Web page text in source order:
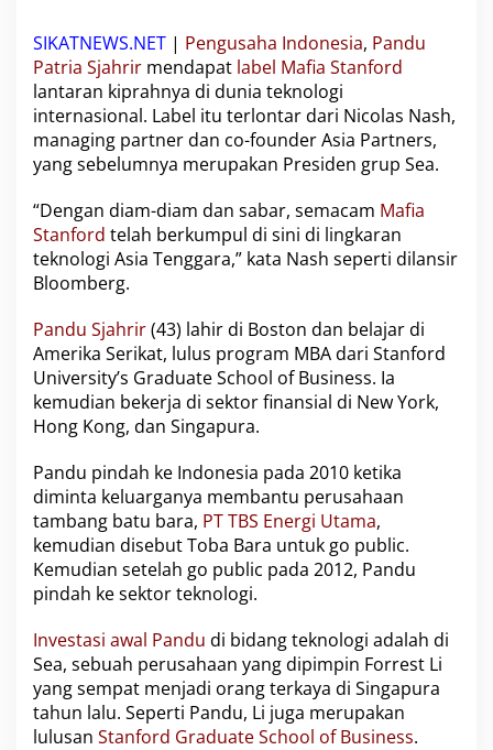
n
D
i
j
u
l
u
i
M
a
S
t
a
n
f
o
d
d
i
A
s
i
a
e
n
g
g
a
r
SIKATNEWS.NET | Pengusaha Indonesia, Pandu
Patria Sjahrir mendapat label Mafia Stanford
lantaran kiprahnya di dunia teknologi
internasional. Label itu terlontar dari Nicolas Nash,
managing partner dan co-founder Asia Partners,
yang sebelumnya merupakan Presiden grup Sea.
“Dengan diam-diam dan sabar, semacam Mafia
Stanford telah berkumpul di sini di lingkaran
teknologi Asia Tenggara,” kata Nash seperti dilansir
Bloomberg.
Pandu Sjahrir(43) lahir di Boston dan belajar di
Amerika Serikat, lulus program MBA dari Stanford
University’s Graduate School of Business. Ia
kemudian bekerja di sektor finansial di New York,
Hong Kong, dan Singapura.
Pandu pindah ke Indonesia pada 2010 ketika
diminta keluarganya membantu perusahaan
tambang batu bara, PT TBS Energi Utama,
kemudian disebut Toba Bara untuk go public.
Kemudian setelah go public pada 2012, Pandu
pindah ke sektor teknologi.
Investasi awal Pandu di bidang teknologi adalah di
Sea, sebuah perusahaan yang dipimpin Forrest Li
yang sempat menjadi orang terkaya di Singapura
tahun lalu. Seperti Pandu, Li juga merupakan
lulusan Stanford Graduate School of Business.